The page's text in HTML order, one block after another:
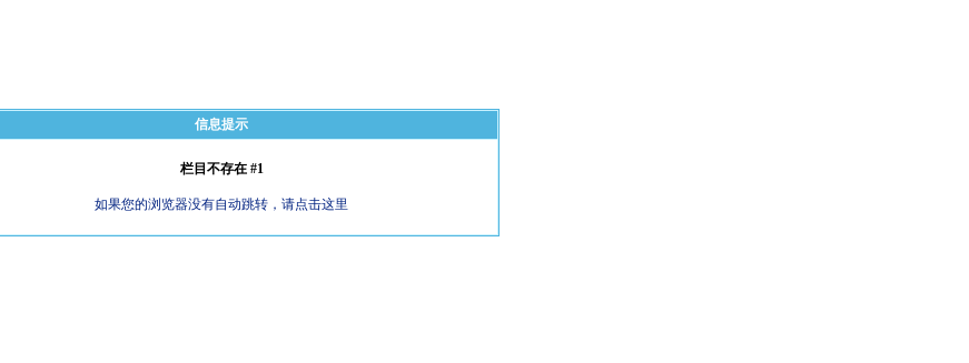
信息提示
栏目不存在 #1
如果您的浏览器没有自动跳转，请点击这里